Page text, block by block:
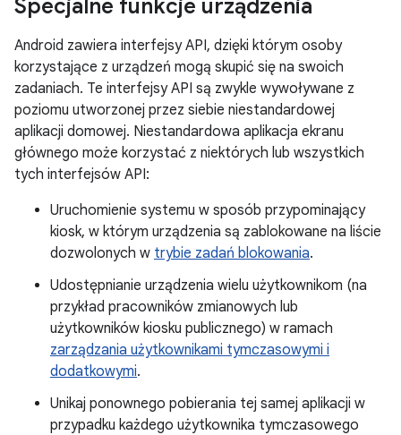
Specjalne funkcje urządzenia
Android zawiera interfejsy API, dzięki którym osoby
korzystające z urządzeń mogą skupić się na swoich
zadaniach. Te interfejsy API są zwykle wywoływane z
poziomu utworzonej przez siebie niestandardowej
aplikacji domowej. Niestandardowa aplikacja ekranu
głównego może korzystać z niektórych lub wszystkich
tych interfejsów API:
Uruchomienie systemu w sposób przypominający
kiosk, w którym urządzenia są zablokowane na liście
dozwolonych w trybie zadań blokowania.
Udostępnianie urządzenia wielu użytkownikom (na
przykład pracowników zmianowych lub
użytkowników kiosku publicznego) w ramach
zarządzania użytkownikami tymczasowymi i
dodatkowymi.
Unikaj ponownego pobierania tej samej aplikacji w
przypadku każdego użytkownika tymczasowego